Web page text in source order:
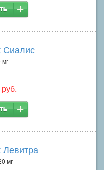
Сиалис
руб.
мг